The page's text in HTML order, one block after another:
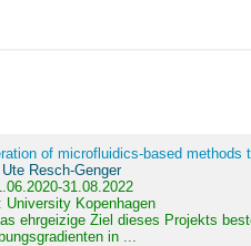
of microfluidics-based
Resch-Genger
31.08.2022
University Kopenhagen
ehrgeizige Ziel dieses Projekts
in ...